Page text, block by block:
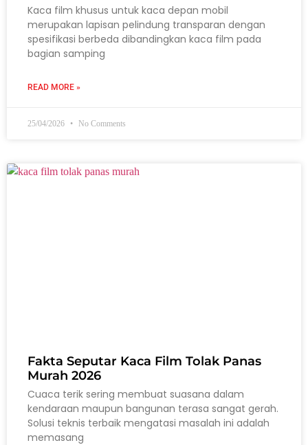
Kaca film khusus untuk kaca depan mobil
merupakan lapisan pelindung transparan dengan
spesifikasi berbeda dibandingkan kaca film pada
bagian samping
READ MORE »
25/04/2026 No Comments
Fakta Seputar Kaca Film Tolak Panas
Murah 2026
Cuaca terik sering membuat suasana dalam
kendaraan maupun bangunan terasa sangat gerah.
Solusi teknis terbaik mengatasi masalah ini adalah
memasang